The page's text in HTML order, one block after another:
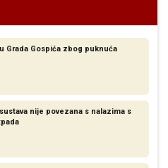
Grada Gospića zbog puknuća
nije povezana s nalazima s